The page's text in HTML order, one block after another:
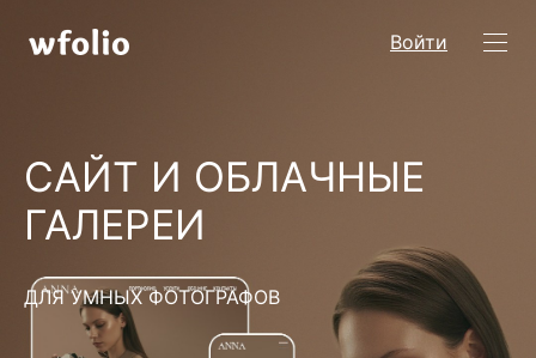
Войти
САЙТ И ОБЛАЧНЫЕ
ГАЛЕРЕИ
ДЛЯ УМНЫХ ФОТОГРАФОВ